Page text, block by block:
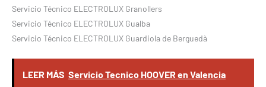
Servicio Técnico ELECTROLUX Granollers
Servicio Técnico ELECTROLUX Gualba
Servicio Técnico ELECTROLUX Guardiola de Berguedà
LEER MÁS Servicio Tecnico HOOVER en Valencia